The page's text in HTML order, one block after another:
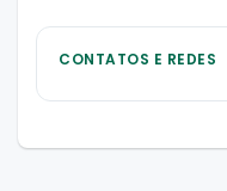
CONTATOS E REDES